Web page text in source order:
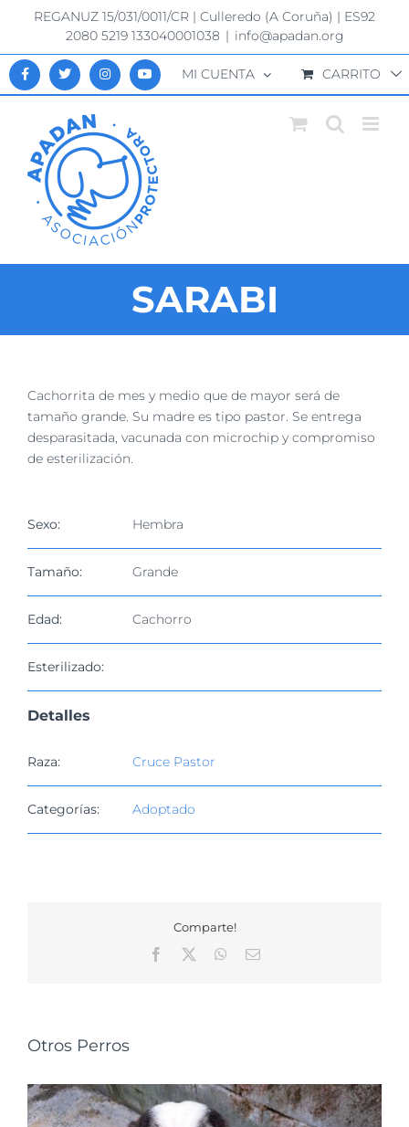
Saltar
contenido
REGANUZ 15/031/0011/CR | Culleredo (A Coruña) | ES92
2080 5219 133040001038 | info@apadan.org
MI CUENTA CARRITO
SARABI
Ver
imagen
más
grande
Cachorrita de mes y medio que de mayor será de
tamaño grande. Su madre es tipo pastor. Se entrega
desparasitada, vacunada con microchip y compromiso
de esterilización.
Sexo: Hembra
Tamaño: Grande
Edad: Cachorro
Esterilizado:
Detalles
Raza: Cruce Pastor
Categorías: Adoptado
Comparte!
Facebook
WhatsApp
Correo
Otros Perros